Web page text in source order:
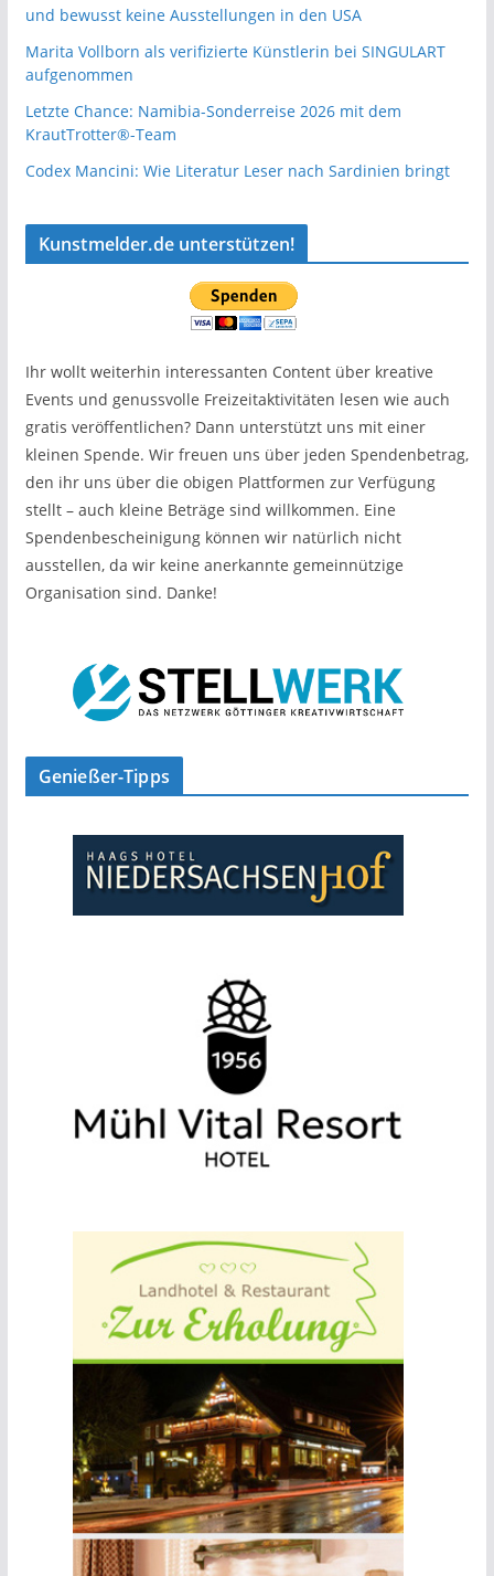
und bewusst keine Ausstellungen in den USA
Marita Vollborn als verifizierte Künstlerin bei SINGULART
aufgenommen
Letzte Chance: Namibia-Sonderreise 2026 mit dem
KrautTrotter®-Team
Codex Mancini: Wie Literatur Leser nach Sardinien bringt
Kunstmelder.de unterstützen!
Ihr wollt weiterhin interessanten Content über kreative
Events und genussvolle Freizeitaktivitäten lesen wie auch
gratis veröffentlichen? Dann unterstützt uns mit einer
kleinen Spende. Wir freuen uns über jeden Spendenbetrag,
den ihr uns über die obigen Plattformen zur Verfügung
stellt – auch kleine Beträge sind willkommen. Eine
Spendenbescheinigung können wir natürlich nicht
ausstellen, da wir keine anerkannte gemeinnützige
Organisation sind. Danke!
Genießer-Tipps